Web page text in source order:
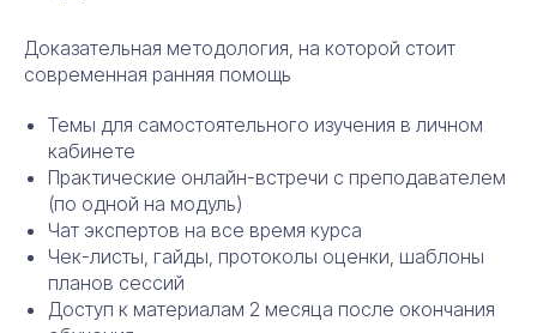
Доказательная методология, на которой стоит
современная ранняя помощь
Темы для самостоятельного изучения в личном
кабинете
Практические онлайн-встречи с преподавателем
(по одной на модуль)
Чат экспертов на все время курса
Чек-листы, гайды, протоколы оценки, шаблоны
планов сессий
Доступ к материалам 2 месяца после окончания